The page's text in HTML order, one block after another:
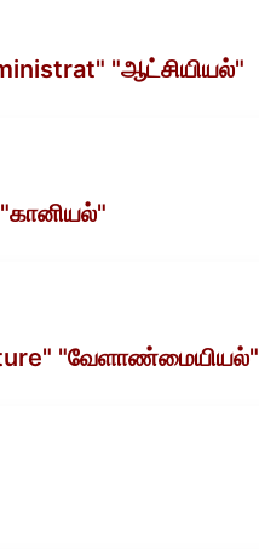
"ஆட்சியியல்"
"வேளாண்மையியல்"